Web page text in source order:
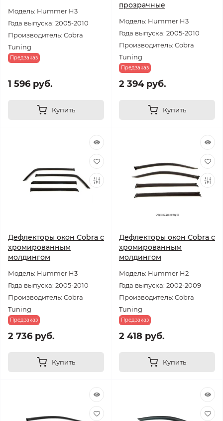
Модель: Hummer H3
Года выпуска: 2005-2010
Производитель: Cobra
Tuning
Предзаказ
1 596 руб.
Купить
прозрачные
Модель: Hummer H3
Года выпуска: 2005-2010
Производитель: Cobra
Tuning
Предзаказ
2 394 руб.
Купить
Дефлекторы окон Cobra с
хромированным
молдингом
Модель: Hummer H3
Года выпуска: 2005-2010
Производитель: Cobra
Tuning
Предзаказ
2 736 руб.
Купить
Дефлекторы окон Cobra с
хромированным
молдингом
Модель: Hummer H2
Года выпуска: 2002-2009
Производитель: Cobra
Tuning
Предзаказ
2 418 руб.
Купить